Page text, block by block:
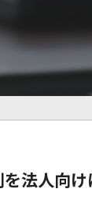
法人向